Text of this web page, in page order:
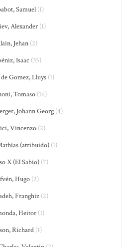
Samuel(1)
Alexander (1)
Jehan(2)
Isaac (35)
Gomez, Lluys(1)
Tomaso(16)
Johann Georg (4)
Vincenzo(2)
(atribuido) (1)
X (El Sabio) (7)
Hugo (2)
Franghiz (2)
Heitor (1)
Richard(1)